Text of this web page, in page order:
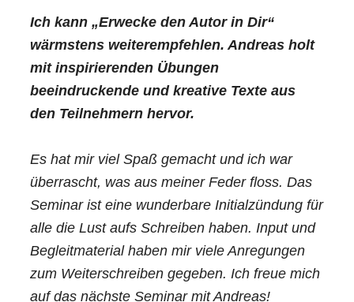
Ich kann „Erwecke den Autor in Dir“
wärmstens weiterempfehlen. Andreas holt
mit inspirierenden Übungen
beeindruckende und kreative Texte aus
den Teilnehmern hervor.
Es hat mir viel Spaß gemacht und ich war
überrascht, was aus meiner Feder floss. Das
Seminar ist eine wunderbare Initialzündung für
alle die Lust aufs Schreiben haben. Input und
Begleitmaterial haben mir viele Anregungen
zum Weiterschreiben gegeben. Ich freue mich
auf das nächste Seminar mit Andreas!